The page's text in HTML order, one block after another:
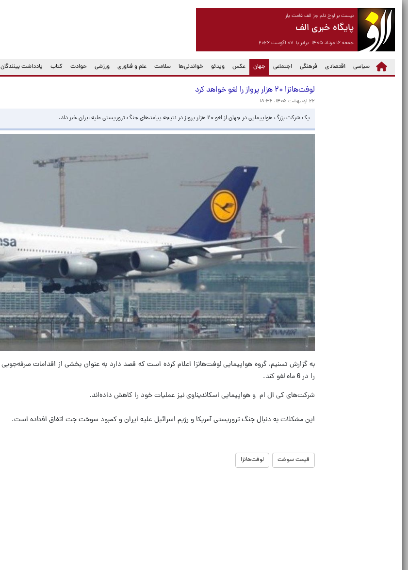
نیست بر لوح دلم جز الف قامت یار
پایگاه خبری الف
جمعه ۱۶ مرداد ۱۴۰۵ برابر با ۰۷ آگوست ۲۰۲۶
سیاسی اقتصادی فرهنگی اجتماعی جهان
(current) عکس ویدئو خواندنی‌ها سلامت علم و فناوری ورزشی حوادث کتاب یادداشت بینندگان
لوفت‌هانزا ۲۰ هزار پرواز را لغو خواهد کرد
۲۲ اردیبهشت ۱۴۰۵، ۱۸:۳۲
یک شرکت بزرگ هواپیمایی در جهان از لغو ۲۰ هزار پرواز در نتیجه پیامدهای جنگ تروریستی علیه ایران خبر داد.
را در 6 ماه لغو کند.
شرکت‌های کی ال ام و هواپیمایی اسکاندیناوی نیز عملیات خود را کاهش داده‌اند.
این مشکلات به دنبال جنگ تروریستی آمریکا و رژیم اسرائیل علیه ایران و کمبود سوخت جت اتفاق افتاده است.
قیمت سوخت لوفت‌هانزا